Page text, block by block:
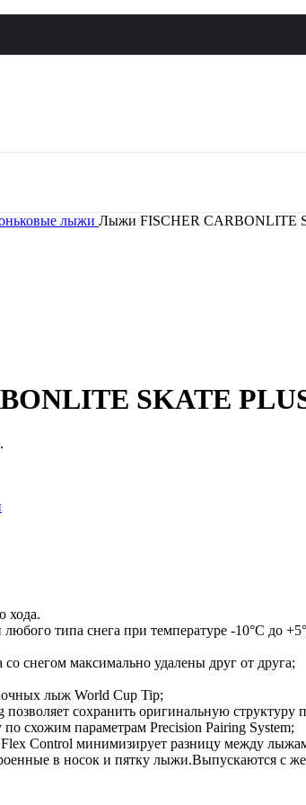
лыжи Лыжи FISCHER CARBONLITE
SKATE
хода.
типа снега при температуре -10°C до
снегом максимально удалены друг от друга;
лыж World Cup Tip;
сохранить оригинальную структуру
схожим параметрам Precision Pairing System;
Control минимизирует разницу между
в носок и пятку лыжи.Выпускаются с